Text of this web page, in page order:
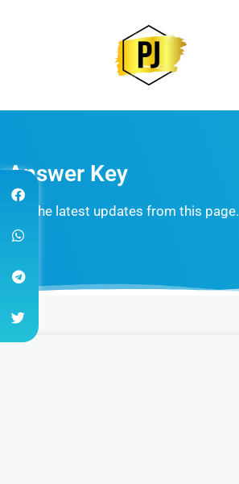
Answer Key
Get the latest updates from this page.